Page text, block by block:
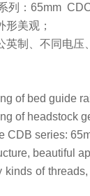
列：65mm
形美观；
英制、不同电压
of bed guide
of headstock
CDB series:
beautiful
kinds of